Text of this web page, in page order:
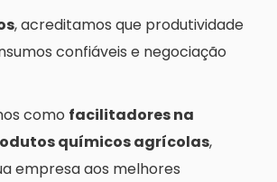
, acreditamos que produtividade
confiáveis e negociação
como facilitadores na
químicos agrícolas,
empresa aos melhores